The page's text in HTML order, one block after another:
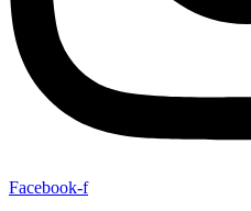
Facebook-f